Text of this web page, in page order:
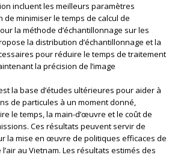
incluent les meilleurs paramètres
de minimiser le temps de calcul de
la méthode d’échantillonnage sur les
la distribution d’échantillonnage et la
pour réduire le temps de traitement
la précision de l’image
la base d’études ultérieures pour aider à
de particules à un moment donné,
le temps, la main-d’œuvre et le coût de
Ces résultats peuvent servir de
la mise en œuvre de politiques efficaces de
au Vietnam. Les résultats estimés des